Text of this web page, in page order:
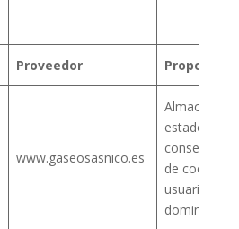
Proveedor Proposito
www.gaseosasnico.es
Almacena el
estado de
de cookies
usuario
dominio